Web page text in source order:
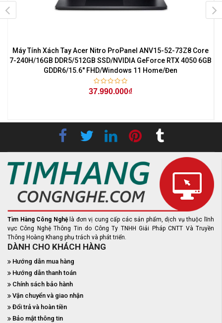
Máy Tính Xách Tay Acer Nitro ProPanel ANV15-52-73Z8 Core
7-240H/16GB DDR5/512GB SSD/NVIDIA GeForce RTX 4050 6GB
GDDR6/15.6'' FHD/Windows 11 Home/Đen
37.990.000₫
Tìm Hàng Công Nghệ là đơn vị cung cấp các sản phẩm, dịch vụ thuộc lĩnh
vực Công Nghệ Thông Tin do Công Ty TNHH Giải Pháp CNTT Và Truyền
Thông Hoàng Khang phụ trách và phát triển.
DÀNH CHO KHÁCH HÀNG
Hướng dẫn mua hàng
Hướng dẫn thanh toán
Chính sách bảo hành
Vận chuyển và giao nhận
Đổi trả và hoàn tiền
Bảo mật thông tin